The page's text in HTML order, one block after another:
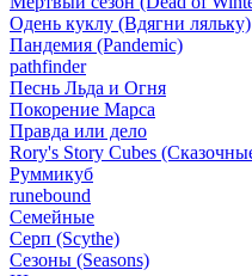
Одень куклу (Вдягни ляльку)
Пандемия (Pandemic)
pathfinder
Песнь Льда и Огня
Покорение Марса
Правда или дело
Rory's Story Cubes
Руммикуб
runebound
Семейные
Серп (Scythe)
Сезоны (Seasons)